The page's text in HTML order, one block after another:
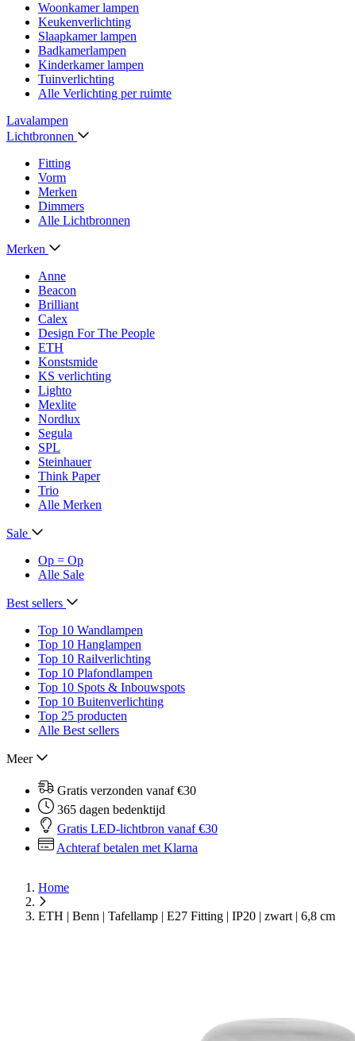
Woonkamer lampen
Keukenverlichting
Slaapkamer lampen
Badkamerlampen
Kinderkamer lampen
Tuinverlichting
Alle Verlichting per ruimte
Lavalampen
Lichtbronnen
Fitting
Vorm
Merken
Dimmers
Alle Lichtbronnen
Merken
Anne
Beacon
Brilliant
Calex
Design For The People
ETH
Konstsmide
KS verlichting
Lighto
Mexlite
Nordlux
Segula
SPL
Steinhauer
Think Paper
Trio
Alle Merken
Sale
Op = Op
Alle Sale
Best sellers
Top 10 Wandlampen
Top 10 Hanglampen
Top 10 Railverlichting
Top 10 Plafondlampen
Top 10 Spots & Inbouwspots
Top 10 Buitenverlichting
Top 25 producten
Alle Best sellers
Meer
Gratis verzonden vanaf €30
365 dagen bedenktijd
Gratis LED-lichtbron vanaf €30
Achteraf betalen met Klarna
Home
ETH | Benn | Tafellamp | E27 Fitting | IP20 | zwart | 6,8 cm